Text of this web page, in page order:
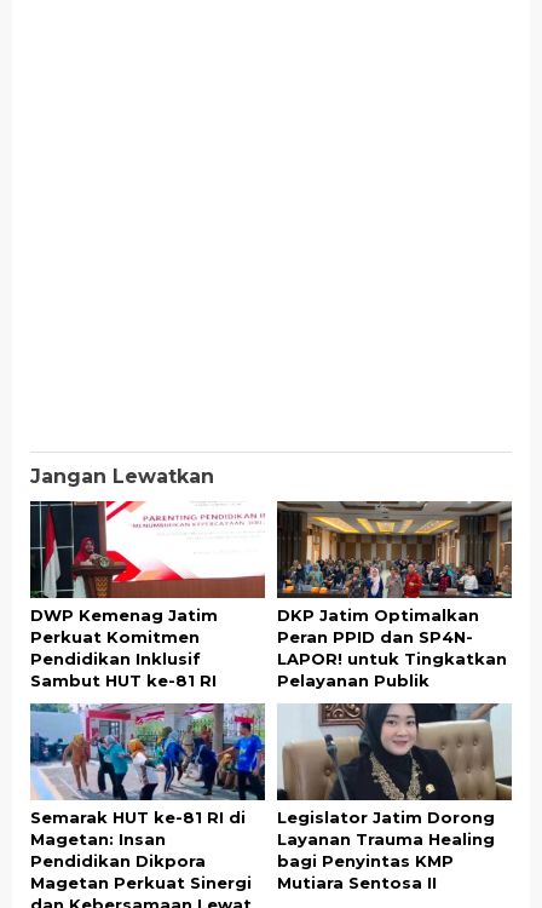
Jangan Lewatkan
DWP Kemenag Jatim
Perkuat Komitmen
Pendidikan Inklusif
Sambut HUT ke-81 RI
DKP Jatim Optimalkan
Peran PPID dan SP4N-
LAPOR! untuk Tingkatkan
Pelayanan Publik
Semarak HUT ke-81 RI di
Magetan: Insan
Pendidikan Dikpora
Magetan Perkuat Sinergi
Legislator Jatim Dorong
Layanan Trauma Healing
bagi Penyintas KMP
Mutiara Sentosa II